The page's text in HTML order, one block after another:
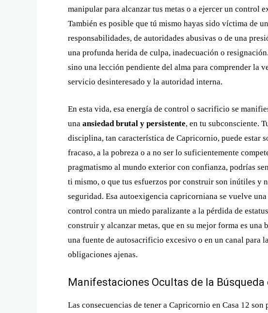
manipular para alcanzar tus metas o a ejercer un control
También es posible que tú mismo hayas sido víctima de
responsabilidades, de autoridades abusivas o de una
una profunda herida de culpa, inadecuación o
sino una lección pendiente del alma para comprender la
servicio desinteresado y la autoridad interna.
En esta vida, esa energía de control o sacrificio se
una ansiedad brutal y persistente, en tu subconsciente.
disciplina, tan característica de Capricornio, puede estar
fracaso, a la pobreza o a no ser lo suficientemente
pragmatismo al mundo exterior con confianza, podrías
ti mismo, o que tus esfuerzos por construir son inútiles y
seguridad. Esa autoexigencia capricorniana se vuelve
control contra un miedo paralizante a la pérdida de
construir y alcanzar metas, que en su mejor forma es
una fuente de autosacrificio excesivo o en un canal para
obligaciones ajenas.
Manifestaciones Ocultas de la Búsqueda
Las consecuencias de tener a Capricornio en Casa 12